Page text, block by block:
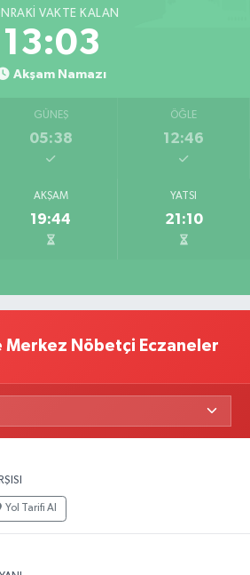
VAKTE KALAN
13:02
Akşam Namazı
GÜNEŞ
05:38
ÖĞLE
12:46
AKŞAM
19:44
YATSI
21:10
Merkez Nöbetçi Eczaneler
Yol Tarifi Al